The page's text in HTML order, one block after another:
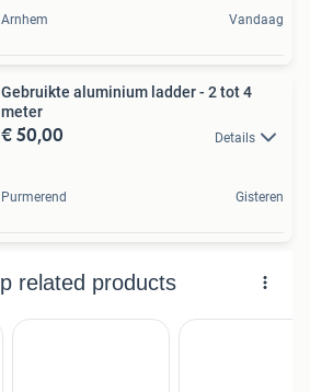
Arnhem Vandaag
Gebruikte aluminium ladder - 2 tot 4
meter
€ 50,00 Details
Purmerend Gisteren